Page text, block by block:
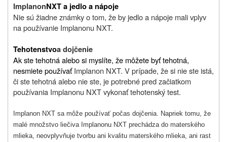
ImplanonNXT a jedlo a nápoje
Nie sú žiadne známky o tom, že by jedlo a nápoje mali vplyv
na používanie Implanonu NXT.
Tehotenstvoa dojčenie
Ak ste tehotná alebo si myslíte, že môžete byť tehotná,
nesmiete používať Implanon NXT. V prípade, že si nie ste istá,
či ste tehotná alebo nie ste, je potrebné pred začiatkom
používania Implanonu NXT vykonať tehotenský test.
Implanon NXT sa môže používať počas dojčenia. Napriek tomu, že
malé množstvo liečiva Implanonu NXT prechádza do materského
mlieka, neovplyvňuje tvorbu ani kvalitu materského mlieka, ani rast